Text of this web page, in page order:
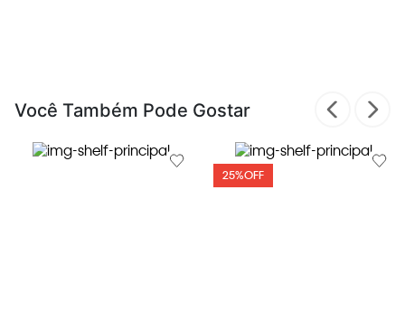
Você Também Pode Gostar
25%OFF